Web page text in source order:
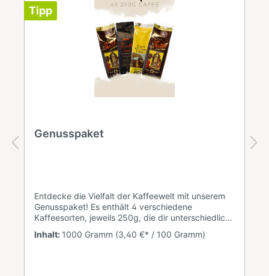
Tipp
Genusspaket
Entdecke die Vielfalt der Kaffeewelt mit unserem
Genusspaket! Es enthält 4 verschiedene
Kaffeesorten, jeweils 250g, die dir unterschiedliche
Geschmackserlebnisse bieten.Perfekt für alle, die
neue Aromen entdecken möchten – ideal für
Inhalt: 1000 Gramm (3,40 €* / 100 Gramm)